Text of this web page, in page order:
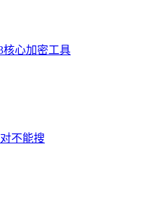
核心加密工具
不能搜